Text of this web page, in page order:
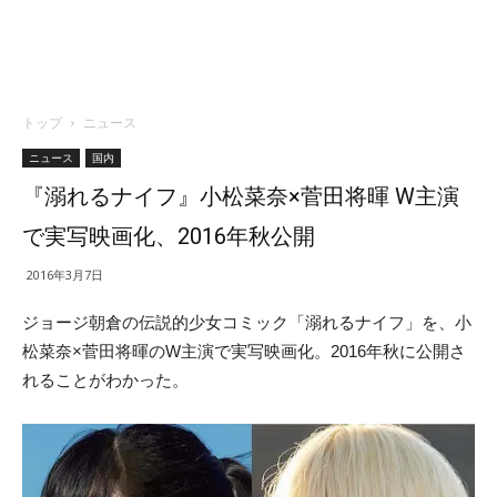
トップ ニュース
ニュース 国内
『溺れるナイフ』小松菜奈×菅田将暉 W主演
で実写映画化、2016年秋公開
2016年3月7日
ジョージ朝倉の伝説的少女コミック「溺れるナイフ」を、小
松菜奈×菅田将暉のW主演で実写映画化。2016年秋に公開さ
れることがわかった。